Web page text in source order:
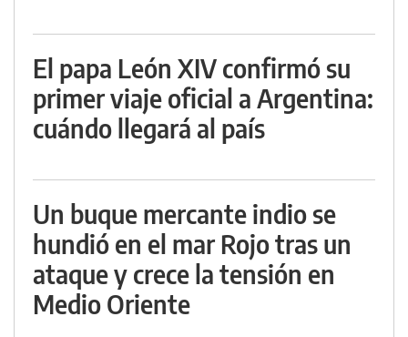
El papa León XIV confirmó su
primer viaje oficial a Argentina:
cuándo llegará al país
Un buque mercante indio se
hundió en el mar Rojo tras un
ataque y crece la tensión en
Medio Oriente